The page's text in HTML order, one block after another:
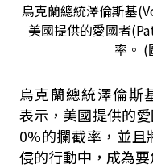
烏克蘭總統澤倫斯基
美國提供的愛國者
率。 (
烏克蘭總統澤倫斯
表示，美國提供的
0%的攔截率，並且
侵的行動中，成為要